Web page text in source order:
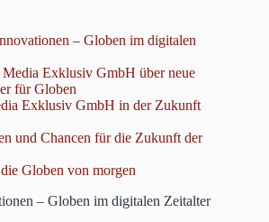
– Globen im digitalen
Exklusiv GmbH über neue
für Globen
Exklusiv GmbH in der Zukunft
und Chancen für die Zukunft der
Globen von morgen
– Globen im digitalen Zeitalter